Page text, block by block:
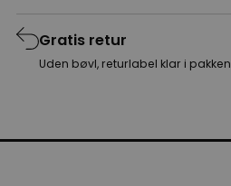
Gratis retur
Uden bøvl, returlabel klar i pakken